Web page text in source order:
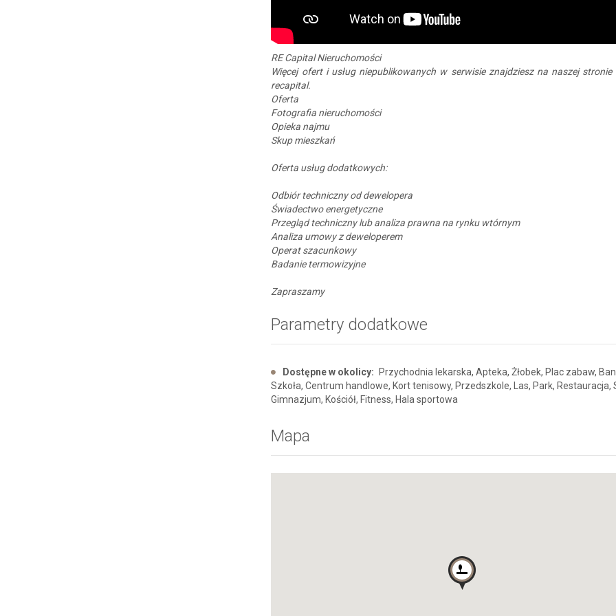
RE Capital Nieruchomości
Więcej ofert i usług niepublikowanych w serwisie znajdziesz na naszej stronie
recapital.
Oferta
Fotografia nieruchomości
Opieka najmu
Skup mieszkań
Oferta usług dodatkowych:
Odbiór techniczny od dewelopera
Świadectwo energetyczne
Przegląd techniczny lub analiza prawna na rynku wtórnym
Analiza umowy z deweloperem
Operat szacunkowy
Badanie termowizyjne
Zapraszamy
Parametry dodatkowe
Dostępne w okolicy:
Przychodnia lekarska, Apteka, Żłobek, Plac zabaw,
Szkoła, Centrum handlowe, Kort tenisowy, Przedszkole, Las, Park, Restauracja,
Gimnazjum, Kościół, Fitness, Hala sportowa
Mapa